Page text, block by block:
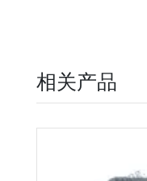
相关产品